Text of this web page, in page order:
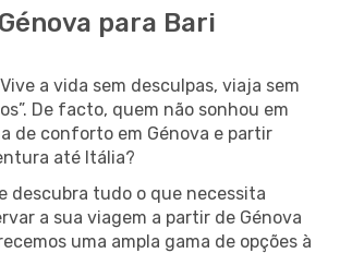
para Bari
a vida sem desculpas, viaja sem
De facto, quem não sonhou em
de conforto em Génova e partir
até Itália?
descubra tudo o que necessita
a sua viagem a partir de Génova
uma ampla gama de opções à